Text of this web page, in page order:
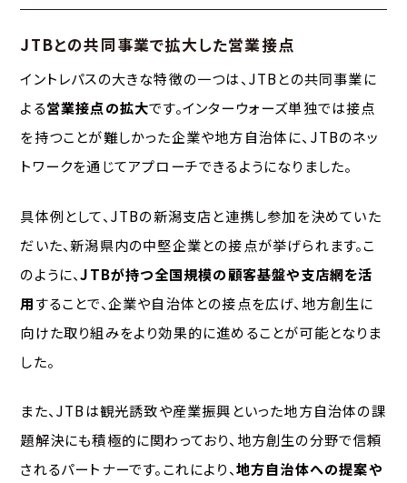
JTBとの共同事業で拡大した営業接点
イントレパスの大きな特徴の一つは、JTBとの共同事業に
よる営業接点の拡大です。インターウォーズ単独では接点
を持つことが難しかった企業や地方自治体に、JTBのネッ
トワークを通じてアプローチできるようになりました。
具体例として、JTBの新潟支店と連携し参加を決めていた
だいた、新潟県内の中堅企業との接点が挙げられます。こ
のように、JTBが持つ全国規模の顧客基盤や支店網を活
用することで、企業や自治体との接点を広げ、地方創生に
向けた取り組みをより効果的に進めることが可能となりま
した。
また、JTBは観光誘致や産業振興といった地方自治体の課
題解決にも積極的に関わっており、地方創生の分野で信頼
されるパートナーです。これにより、地方自治体への提案や